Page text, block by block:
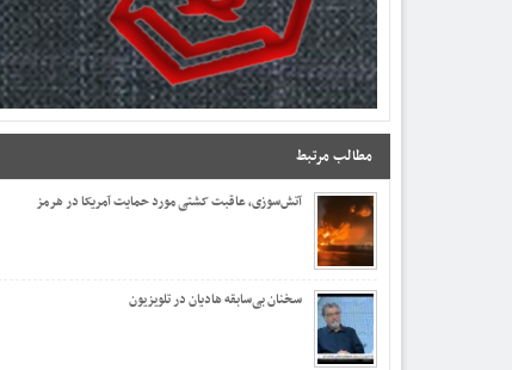
مطالب مرتبط
آتش‌سوزی، عاقبت کشتی مورد حمایت آمریکا در هرمز
سخنان بی‌سابقه هادیان در تلویزیون